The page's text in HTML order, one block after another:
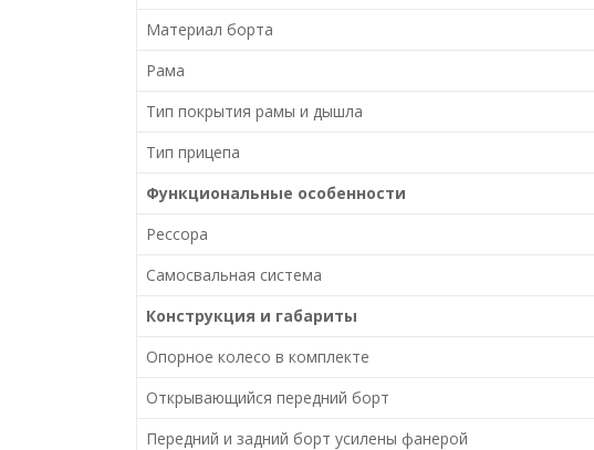
Материал борта
Рама
Тип покрытия рамы и дышла
Тип прицепа
Функциональные особенности
Рессора
Самосвальная система
Конструкция и габариты
Опорное колесо в комплекте
Открывающийся передний борт
Передний и задний борт усилены фанерой